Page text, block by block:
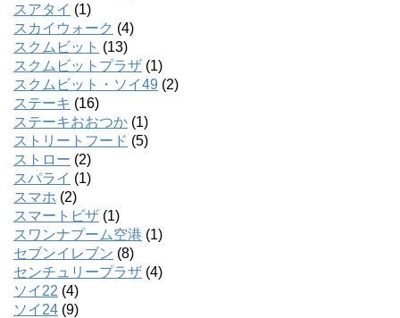
スアタイ (1)
スカイウォーク (4)
スクムビット (13)
スクムビットプラザ (1)
スクムビット・ソイ49 (2)
ステーキ (16)
ステーキおおつか (1)
ストリートフード (5)
ストロー (2)
スパライ (1)
スマホ (2)
スマートビザ (1)
スワンナプーム空港 (1)
セブンイレブン (8)
センチュリープラザ (4)
ソイ22 (4)
ソイ24 (9)